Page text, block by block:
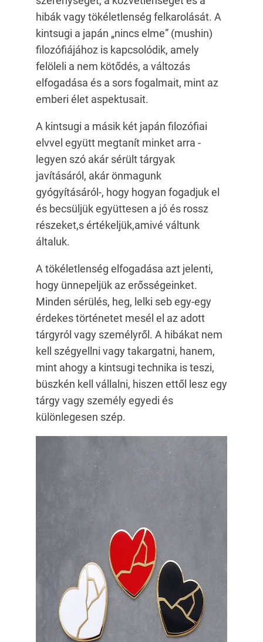
hibák vagy tökéletlenség felkarolását. A
kintsugi a japán „nincs elme” (mushin)
filozófiájához is kapcsolódik, amely
felöleli a nem kötődés, a változás
elfogadása és a sors fogalmait, mint az
emberi élet aspektusait.
A kintsugi a másik két japán filozófiai
elvvel együtt megtanít minket arra -
legyen szó akár sérült tárgyak
javításáról, akár önmagunk
gyógyításáról-, hogy hogyan fogadjuk el
és becsüljük együttesen a jó és rossz
részeket,s értékeljük,amivé váltunk
általuk.
A tökéletlenség elfogadása azt jelenti,
hogy ünnepeljük az erősségeinket.
Minden sérülés, heg, lelki seb egy-egy
érdekes történetet mesél el az adott
tárgyról vagy személyről. A hibákat nem
kell szégyellni vagy takargatni, hanem,
mint ahogy a kintsugi technika is teszi,
büszkén kell vállalni, hiszen ettől lesz egy
tárgy vagy személy egyedi és
különlegesen szép.